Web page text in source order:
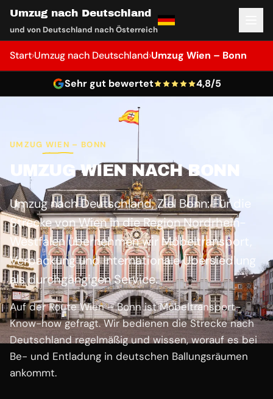
Umzug nach Deutschland
und von Deutschland nach Österreich
Start›Umzug nach Deutschland›Umzug Wien – Bonn
Sehr gut bewertet 4,8/5
UMZUG WIEN – BONN
UMZUG WIEN NACH BONN
Umzug nach Deutschland, Ziel Bonn: Für die
Strecke von Wien in die Region Nordrhein-
Westfalen übernehmen wir Möbeltransport,
Verpackung und internationale Übersiedlung
als durchgängigen Service.
Auf der Route Wien – Bonn ist Möbeltransport-
Know-how gefragt. Wir bedienen die Strecke nach
Deutschland regelmäßig und wissen, worauf es bei
Be- und Entladung in deutschen Ballungsräumen
ankommt.